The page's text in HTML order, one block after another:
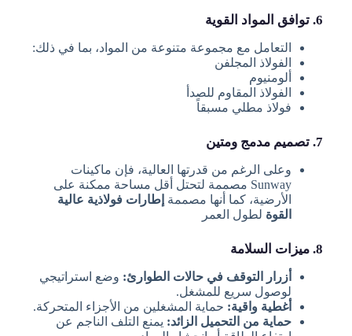
6. توافق المواد القوية
التعامل مع مجموعة متنوعة من المواد، بما في ذلك:
الفولاذ المجلفن
ألومنيوم
الفولاذ المقاوم للصدأ
فولاذ مطلي مسبقاً
7. تصميم مدمج ومتين
وعلى الرغم من قدرتها العالية، فإن ماكينات
Sunway مصممة لتحتل أقل مساحة ممكنة على
الأرضية، كما أنها مصممة إطارات فولاذية عالية
القوة لطول العمر
8. ميزات السلامة
أزرار التوقف في حالات الطوارئ: وضع استراتيجي
لوصول سريع للمشغل.
أغطية واقية: حماية المشغلين من الأجزاء المتحركة.
حماية من التحميل الزائد: يمنع التلف الناجم عن